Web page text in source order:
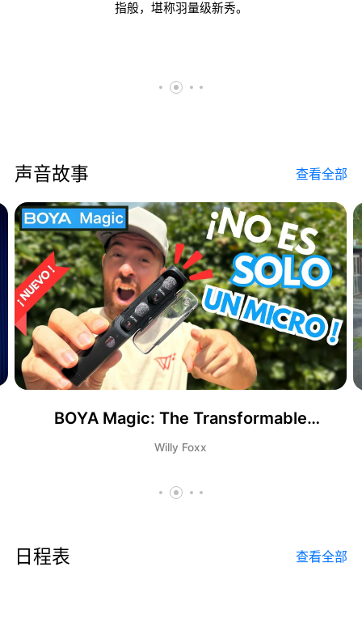
指般，堪称羽量级新秀。
声音故事 查看全部
BOYA Magic: The Transformable
Microphone!
Willy Foxx
日程表 查看全部
博雅社区
声音，丰富您的多彩生活。